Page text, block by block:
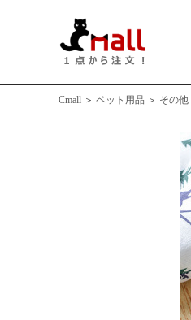
Cmall ＞ ペット用品 ＞ その他